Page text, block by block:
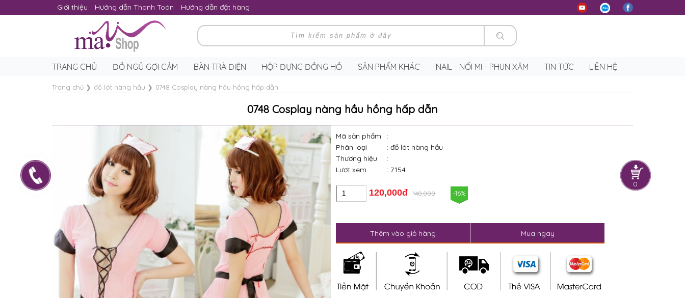
Giới thiệu Hướng dẫn Thanh Toán Hướng dẫn đặt hàng
0
TRANG CHỦ ĐỒ NGỦ GỢI CẢM BÀN TRÀ ĐIỆN HỘP ĐỰNG ĐỒNG HỒ SẢN PHẨM KHÁC NAIL - NỐI MI - PHUN XĂM TIN TỨC LIÊN HỆ
Trang chủ ❯ đồ lót nàng hầu ❯ 0748 Cosplay nàng hầu hồng hấp dẫn
0748 Cosplay nàng hầu hồng hấp dẫn
Mã sản phẩm
:
Phân loại
: đồ lót nàng hầu
Thương hiệu
:
Lượt xem
: 7154
120,000đ 140,000 -16%
Thêm vào giỏ hàng Mua ngay